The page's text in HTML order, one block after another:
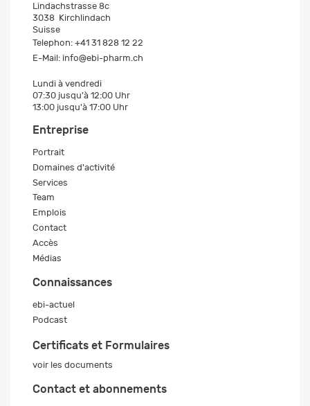
Lindachstrasse 8c
3038 Kirchlindach
Suisse
Telephon: +41 31 828 12 22
E-Mail: info@ebi-pharm.ch
Lundi à vendredi
07:30 jusqu'à 12:00 Uhr
13:00 jusqu'à 17:00 Uhr
Entreprise
Portrait
Domaines d'activité
Services
Team
Emplois
Contact
Accès
Médias
Connaissances
ebi-actuel
Podcast
Certificats et Formulaires
voir les documents
Contact et abonnements